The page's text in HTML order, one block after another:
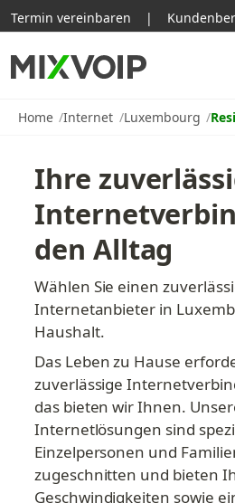
Home Internet Luxembourg
Ihre
den Alltag
Wählen Sie einen
Internetanbieter in
Haushalt.
Das Leben zu Hause
zuverlässige
das bieten wir Ihnen.
Internetlösungen sind
Einzelpersonen und
zugeschnitten und bieten
Geschwindigkeiten sowie
Termin vereinbaren |